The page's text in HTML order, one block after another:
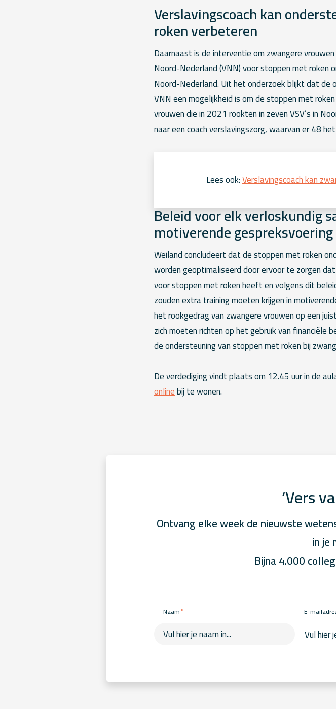
Verslavingscoach kan
roken verbeteren
Daarnaast is de interventie om zwangere
Noord-Nederland (VNN) voor stoppen met roken
Noord-Nederland. Uit het onderzoek blijkt dat
VNN een mogelijkheid is om de stoppen met
vrouwen die in 2021 rookten in zeven VSV’s in
naar een coach verslavingszorg, waarvan er 48
Lees ook:Verslavingscoach kan
Beleid voor elk verloskundig
motiverende gespreksvoering
Weiland concludeert dat de stoppen met roken
worden geoptimaliseerd door ervoor te zorgen
voor stoppen met roken heeft en volgens dit
zouden extra training moeten krijgen in
het rookgedrag van zwangere vrouwen op een
zich moeten richten op het gebruik van financiële
de ondersteuning van stoppen met roken bij
De verdediging vindt plaats om 12.45 uur in de
onlinebij te wonen.
‘Vers
Ontvang elke week de nieuwste
in je
Bijna 4.000
Naam* E-